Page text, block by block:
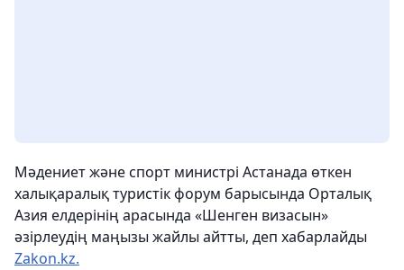
Мәдениет және спорт министрі Астанада өткен
халықаралық туристік форум барысында Орталық
Азия елдерінің арасында «Шенген визасын»
әзірлеудің маңызы жайлы айтты, деп хабарлайды
Zakon.kz.